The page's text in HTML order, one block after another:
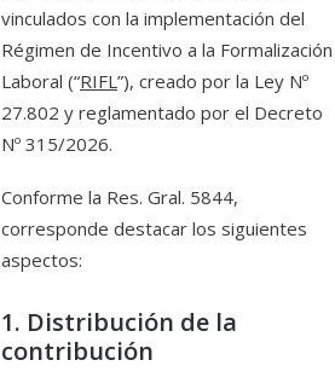
vinculados con la implementación del
Régimen de Incentivo a la Formalización
Laboral (“RIFL”), creado por la Ley Nº
27.802 y reglamentado por el Decreto
Nº 315/2026.
Conforme la Res. Gral. 5844,
corresponde destacar los siguientes
aspectos:
1. Distribución de la
contribución